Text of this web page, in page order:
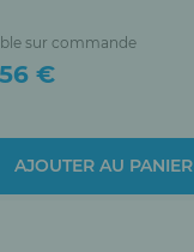
sur commande
€
AJOUTER AU PANIER